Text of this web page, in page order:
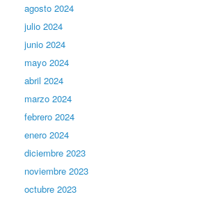
agosto 2024
julio 2024
junio 2024
mayo 2024
abril 2024
marzo 2024
febrero 2024
enero 2024
diciembre 2023
noviembre 2023
octubre 2023